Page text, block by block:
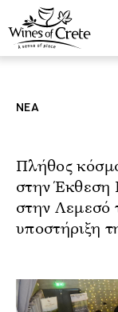
ΝΕΑ
Πλήθος
στην Έκθεση
στην Λεμεσό
υποστήριξη